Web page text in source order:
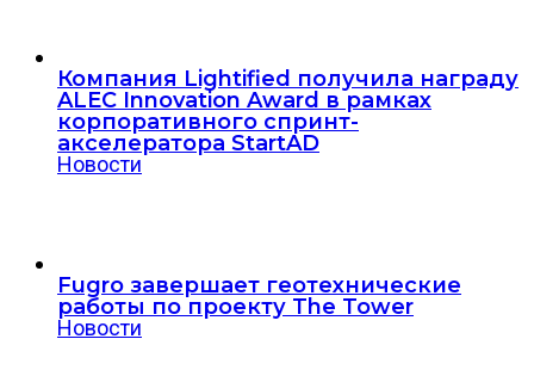
Компания Lightified получила награду
ALEC Innovation Award в рамках
корпоративного спринт-
акселератора StartAD
Новости
Fugro завершает геотехнические
работы по проекту The Tower
Новости